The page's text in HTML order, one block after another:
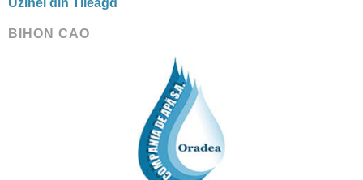
Uzinei din Tileagd
BIHON CAO